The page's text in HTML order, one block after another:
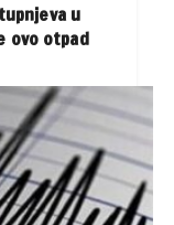
u
ovo otpad